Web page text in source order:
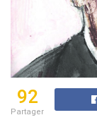
92
Partager